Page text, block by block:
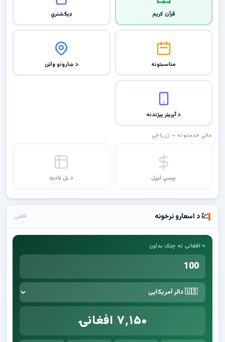
قرآن کریم ډیکشنري
مناسبتونه د ښارونو واټن
د آپریټر پیژندنه
مالي خدمتونه — ژر راځي
پیسې لیږل د بل تادیه
💹 د اسعارو نرخونه آفلاین
⇅ افغانۍ ته چټک بدلون
۷,۱۵۰ افغانۍ